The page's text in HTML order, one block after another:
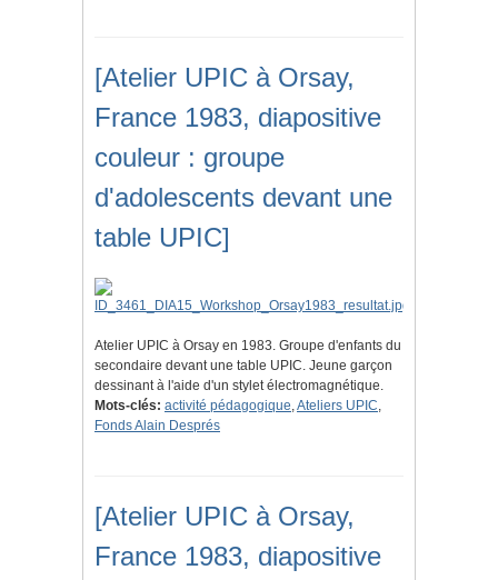
[Atelier UPIC à Orsay,
France 1983, diapositive
couleur : groupe
d'adolescents devant une
table UPIC]
Atelier UPIC à Orsay en 1983. Groupe d'enfants du
secondaire devant une table UPIC. Jeune garçon
dessinant à l'aide d'un stylet électromagnétique.
Mots-clés: activité pédagogique,Ateliers UPIC,
Fonds Alain Després
[Atelier UPIC à Orsay,
France 1983, diapositive